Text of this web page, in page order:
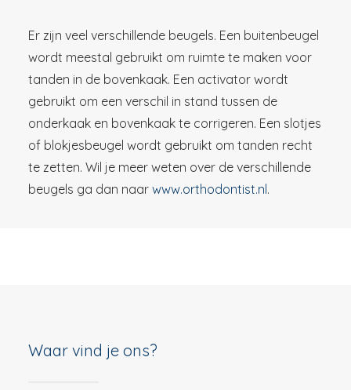
Er zijn veel verschillende beugels. Een buitenbeugel
wordt meestal gebruikt om ruimte te maken voor
tanden in de bovenkaak. Een activator wordt
gebruikt om een verschil in stand tussen de
onderkaak en bovenkaak te corrigeren. Een slotjes
of blokjesbeugel wordt gebruikt om tanden recht
te zetten. Wil je meer weten over de verschillende
beugels ga dan naar www.orthodontist.nl.
Waar vind je ons?